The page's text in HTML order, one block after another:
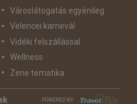
Városlátogatás egyénileg
Velencei karnevál
Vidéki felszállással
Wellness
Zene tematika
POWERED BY: